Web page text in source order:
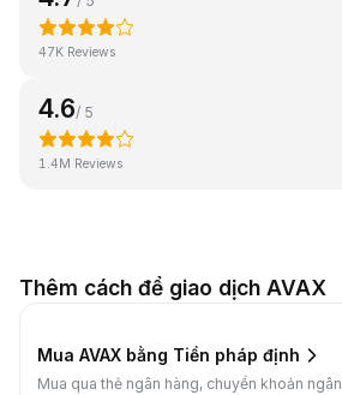
47K Reviews
4.6/ 5
1.4M Reviews
Thêm cách để giao dịch AVAX
Mua AVAX bằng Tiền pháp định
Mua qua thẻ ngân hàng, chuyển khoản ngân